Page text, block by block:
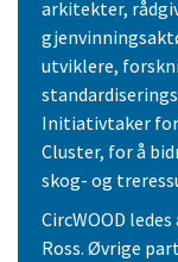
arkitekter,
utviklere,
Initiativtaker for
Cluster, for å
skog- og
CircWOOD
Ross. Øvrige